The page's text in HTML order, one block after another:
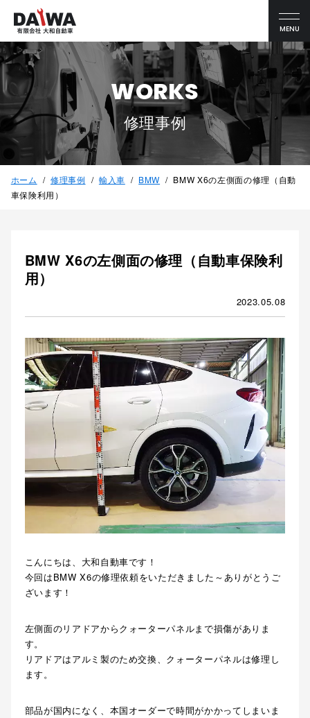
MENU
WORKS
修理事例
ホーム 修理事例 輸入車 BMW
BMW X6の左側面の修理（自動
車保険利用）
BMW X6の左側面の修理（自動車保険利
用）
2023.05.08
こんにちは、大和自動車です！
今回はBMW X6の修理依頼をいただきました～ありがとうご
ざいます！
左側面のリアドアからクォーターパネルまで損傷がありま
す。
リアドアはアルミ製のため交換、クォーターパネルは修理し
ます。
部品が国内になく、本国オーダーで時間がかかってしまいま